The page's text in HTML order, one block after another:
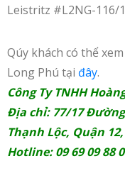
Leistritz #L2NG-116/
Qúy khách có thể
Long Phú tại đây.
Công Ty TNHH
Địa chỉ: 77/17
Thạnh Lộc, Quận
Hotline: 09 69 09 88